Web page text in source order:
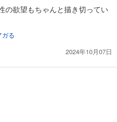
の欲望もちゃんと描き切ってい
ガる
2024年10月07日